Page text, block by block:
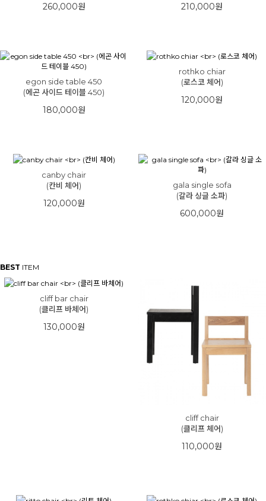
260,000원 210,000원
egon side table 450
(에곤 사이드 테이블 450)
180,000원
rothko chiar
(로스코 체어)
120,000원
canby chair
(칸비 체어)
120,000원
gala single sofa
(갈라 싱글 소파)
600,000원
BEST ITEM
cliff bar chair
(클리프 바체어)
130,000원
cliff chair
(클리프 체어)
110,000원